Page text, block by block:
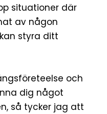
situationer där
av någon
styra ditt
och
dig något
så tycker jag att